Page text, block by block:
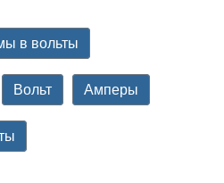
в вольты
Вольт Амперы